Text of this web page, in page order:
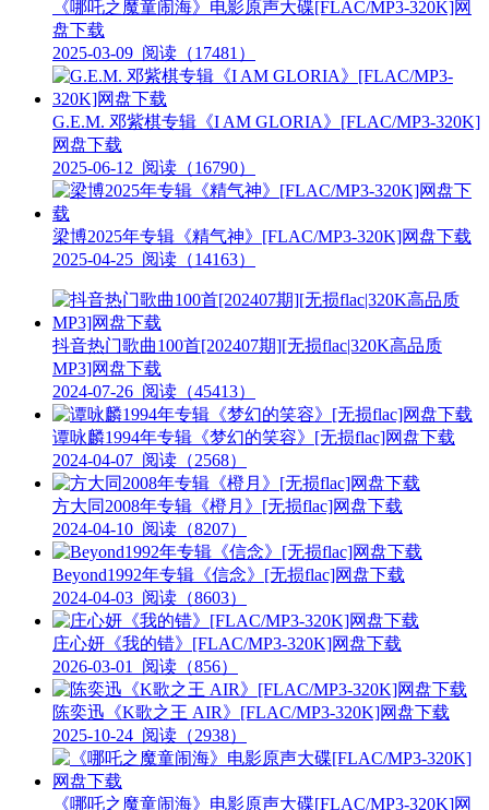
《哪吒之魔童闹海》电影原声大碟[FLAC/MP3-320K]网
盘下载
2025-03-09 阅读（17481）
G.E.M. 邓紫棋专辑《I AM GLORIA》[FLAC/MP3-320K]
网盘下载
2025-06-12 阅读（16790）
梁博2025年专辑《精气神》[FLAC/MP3-320K]网盘下载
2025-04-25 阅读（14163）
抖音热门歌曲100首[202407期][无损flac|320K高品质
MP3]网盘下载
2024-07-26 阅读（45413）
谭咏麟1994年专辑《梦幻的笑容》[无损flac]网盘下载
2024-04-07 阅读（2568）
方大同2008年专辑《橙月》[无损flac]网盘下载
2024-04-10 阅读（8207）
Beyond1992年专辑《信念》[无损flac]网盘下载
2024-04-03 阅读（8603）
庄心妍《我的错》[FLAC/MP3-320K]网盘下载
2026-03-01
阅读（856）
陈奕迅《K歌之王 AIR》[FLAC/MP3-320K]网盘下载
2025-10-24 阅读（2938）
《哪吒之魔童闹海》电影原声大碟[FLAC/MP3-320K]网